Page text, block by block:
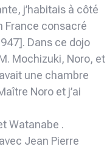
j’habitais à côté
France consacré
Dans ce dojo
Mochizuki, Noro, et
une chambre
Noro et j’ai
Watanabe .
Jean Pierre